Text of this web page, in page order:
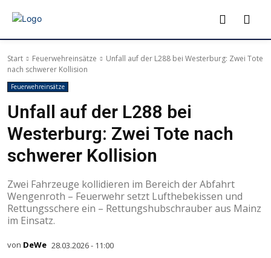
Start Feuerwehreinsätze
Unfall auf der L288 bei Westerburg: Zwei Tote
nach schwerer Kollision
Feuerwehreinsätze
Unfall auf der L288 bei
Westerburg: Zwei Tote nach
schwerer Kollision
Zwei Fahrzeuge kollidieren im Bereich der Abfahrt
Wengenroth – Feuerwehr setzt Lufthebekissen und
Rettungsschere ein – Rettungshubschrauber aus Mainz
im Einsatz.
von DeWe 28.03.2026 - 11:00